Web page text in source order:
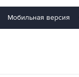
Мобильная версия